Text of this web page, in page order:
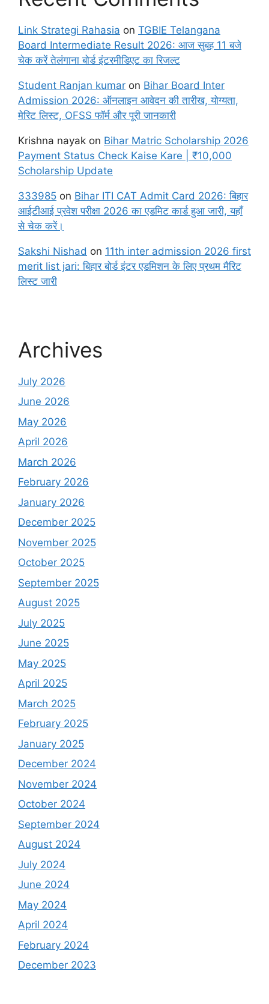
Link Strategi Rahasia on TGBIE Telangana
Board Intermediate Result 2026: आज सुबह 11 बजे
चेक करें तेलंगाना बोर्ड इंटरमीडिएट का रिजल्ट
Student Ranjan kumar on Bihar Board Inter
Admission 2026: ऑनलाइन आवेदन की तारीख, योग्यता,
मेरिट लिस्ट, OFSS फॉर्म और पूरी जानकारी
Krishna nayak on Bihar Matric Scholarship 2026
Payment Status Check Kaise Kare | ₹10,000
Scholarship Update
333985 on Bihar ITI CAT Admit Card 2026: बिहार
आईटीआई प्रवेश परीक्षा 2026 का एडमिट कार्ड हुआ जारी, यहाँ
से चेक करें।
Sakshi Nishad on 11th inter admission 2026 first
merit list jari: बिहार बोर्ड इंटर एडमिशन के लिए प्रथम मैरिट
लिस्ट जारी
Archives
July 2026
June 2026
May 2026
April 2026
March 2026
February 2026
January 2026
December 2025
November 2025
October 2025
September 2025
August 2025
July 2025
June 2025
May 2025
April 2025
March 2025
February 2025
January 2025
December 2024
November 2024
October 2024
September 2024
August 2024
July 2024
June 2024
May 2024
April 2024
February 2024
December 2023